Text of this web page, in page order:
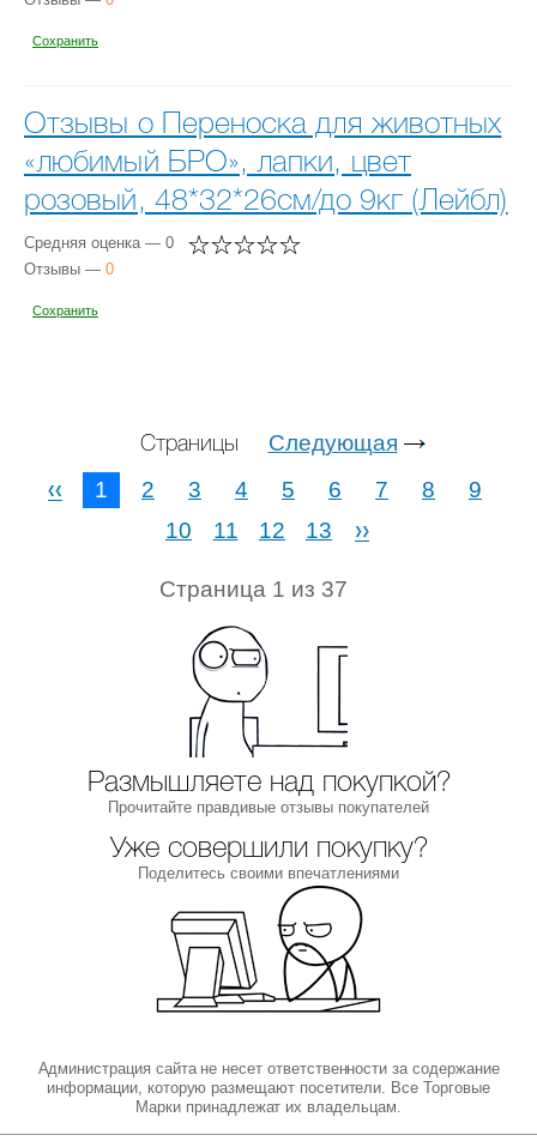
Сохранить
Отзывы о Переноска для животных
«любимый БРО», лапки, цвет
розовый, 48*32*26см/до 9кг (Лейбл)
Средняя оценка — 0
Отзывы — 0
Сохранить
Страницы
Следующая
1
2 3 4 5 6 7 8
9
10
11 12 13
Страница 1 из 37
Размышляете над покупкой?
Прочитайте правдивые отзывы покупателей
Уже совершили покупку?
Поделитесь своими впечатлениями
Администрация сайта не несет ответственности за содержание
информации, которую размещают посетители. Все Торговые
Марки принадлежат их владельцам.